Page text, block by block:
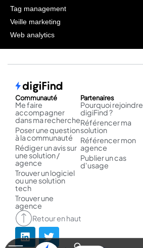
Tag management
Veille marketing
Web analytics
Communauté
Me faire
accompagner
dans ma recherche
Poser une question
à la communauté
Rédiger un avis sur
une solution /
agence
Trouver un logiciel
ou une solution
tech
Trouver une
agence
Partenaires
Pourquoi rejoindre
digiFind ?
Référencer ma
solution
Référencer mon
agence
Publier un cas
d'usage
Retour en haut